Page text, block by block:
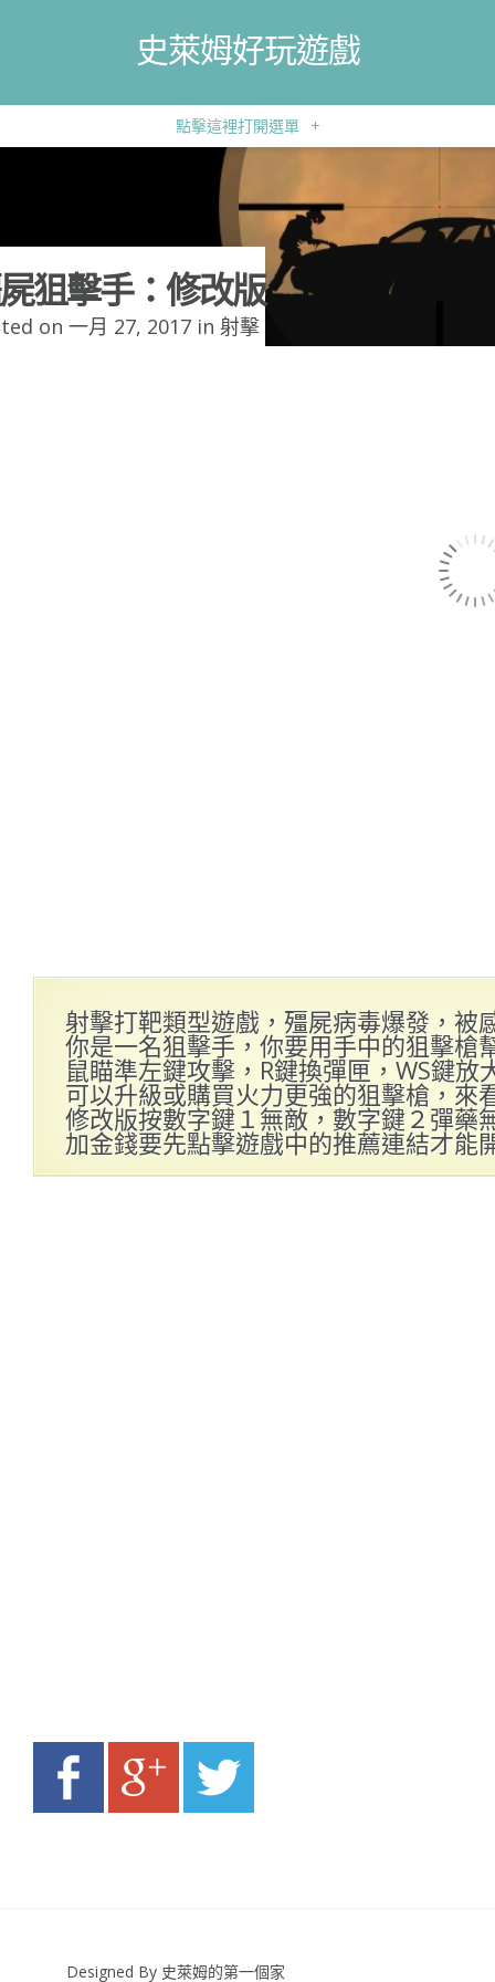
史萊姆好玩遊戲
點擊這裡打開選單 +
狙擊手：修改版
on 一月 27, 2017 in 射擊
射擊打靶類型遊戲，殭屍病毒爆發，被
你是一名狙擊手，你要用手中的狙擊槍
鼠瞄準左鍵攻擊，R鍵換彈匣，WS鍵
可以升級或購買火力更強的狙擊槍，來
修改版按數字鍵１無敵，數字鍵２彈藥
加金錢要先點擊遊戲中的推薦連結才能
Designed By 史萊姆的第一個家